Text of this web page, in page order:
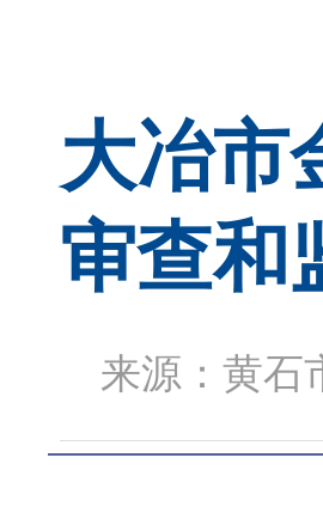
大冶市
审查和
来源：黄石